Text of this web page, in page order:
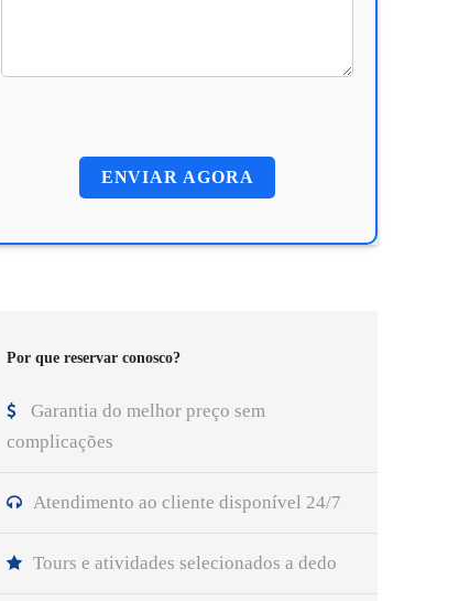
Por que reservar conosco?
Garantia do melhor preço sem
complicações
Atendimento ao cliente disponível 24/7
Tours e atividades selecionados a dedo